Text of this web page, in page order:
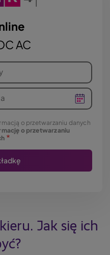
AC
o przetwarzaniu danych
o przetwarzaniu
Jak się ich